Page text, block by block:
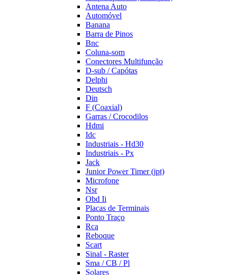
Antena Auto
Automóvel
Banana
Barra de Pinos
Bnc
Coluna-som
Conectores Multifunção
D-sub / Capótas
Delphi
Deutsch
Din
F (Coaxial)
Garras / Crocodilos
Hdmi
Idc
Industriais - Hd30
Industriais - Px
Jack
Junior Power Timer (jpt)
Microfone
Nsr
Obd Ii
Placas de Terminais
Ponto Traço
Rca
Reboque
Scart
Sinal - Raster
Sma / CB / Pl
Solares